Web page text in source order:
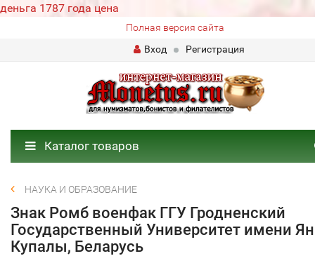
деньга 1787 года цена
Полная версия сайта
Вход
Регистрация
Каталог товаров
НАУКА И ОБРАЗОВАНИЕ
Знак Ромб военфак ГГУ Гродненский
Государственный Университет имени
Купалы, Беларусь